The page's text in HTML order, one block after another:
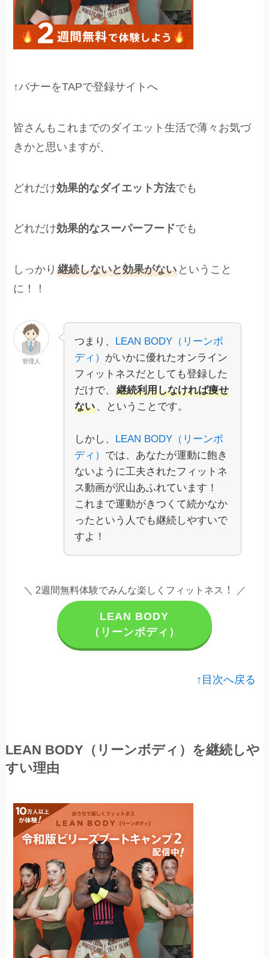
↑バナーをTAPで登録サイトへ
皆さんもこれまでのダイエット生活で薄々お気づ
きかと思いますが、
どれだけ効果的なダイエット方法でも
どれだけ効果的なスーパーフードでも
しっかり継続しないと効果がない ということ
に！！
管理人
つまり、 LEAN BODY（リーンボ
ディ） がいかに優れたオンライン
フィットネスだとしても登録した
だけで、継続利用しなければ痩せ
ない、ということです。
しかし、 LEAN BODY（リーンボ
ディ） では、あなたが運動に飽き
ないように工夫されたフィットネ
ス動画が沢山あふれています！
これまで運動がきつくて続かなか
ったという人でも継続しやすいで
すよ！
＼ 2週間無料体験でみんな楽しくフィットネス ！ ／
LEAN BODY
（リーンボディ）
↑目次へ戻る
LEAN BODY（リーンボディ）を継続しや
すい理由